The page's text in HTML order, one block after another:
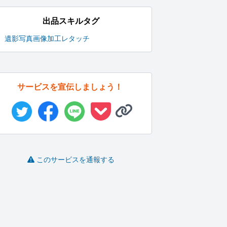
出品スキルタグ
遺影写真画像加工レタッチ
サービスを宣伝しましょう！
このサービスを通報する